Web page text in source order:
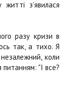
житті з'явилася
разу кризи в
так, а тихо. Я
коли
"І все?